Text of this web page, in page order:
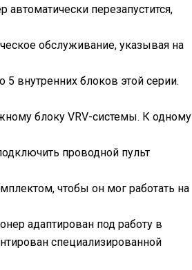
перезапустится,
обслуживание, указывая на
внутренних блоков этой серии.
блоку VRV-системы. К одному
проводной пульт
чтобы он мог работать на
адаптирован под работу в
специализированной